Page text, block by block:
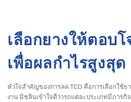
เลือกยางให้ตอบ
เพื่อผลกำไรสูงสุด
หัวใจสำคัญของการลด TCO คือการเลือกใช้
งาน มิชลินเข้าใจดีว่ารถแต่ละประเภทมีภารกิ